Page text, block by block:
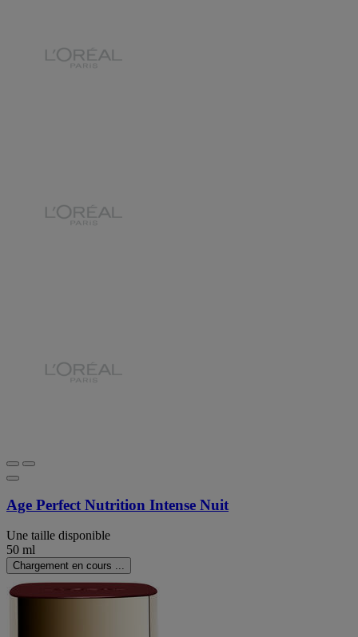
Age Perfect Nutrition Intense Nuit
Une taille disponible
50 ml
Chargement en cours ...